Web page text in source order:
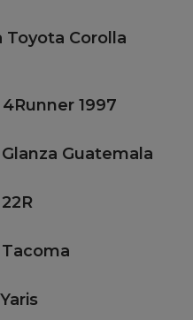
Toyota Corolla
1997
Guatemala